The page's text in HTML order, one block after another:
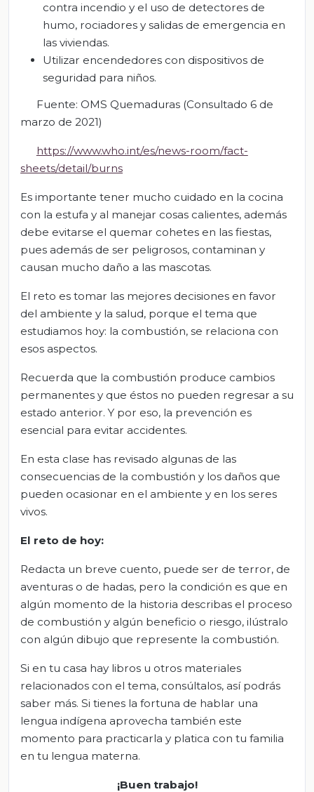
contra incendio y el uso de detectores de
humo, rociadores y salidas de emergencia en
las viviendas.
Utilizar encendedores con dispositivos de
seguridad para niños.
Fuente: OMS Quemaduras (Consultado 6 de
marzo de 2021)
https://www.who.int/es/news-room/fact-
sheets/detail/burns
Es importante tener mucho cuidado en la cocina
con la estufa y al manejar cosas calientes, además
debe evitarse el quemar cohetes en las fiestas,
pues además de ser peligrosos, contaminan y
causan mucho daño a las mascotas.
El reto es tomar las mejores decisiones en favor
del ambiente y la salud, porque el tema que
estudiamos hoy: la combustión, se relaciona con
esos aspectos.
Recuerda que la combustión produce cambios
permanentes y que éstos no pueden regresar a su
estado anterior. Y por eso, la prevención es
esencial para evitar accidentes.
En esta clase has revisado algunas de las
consecuencias de la combustión y los daños que
pueden ocasionar en el ambiente y en los seres
vivos.
El reto de hoy:
Redacta un breve cuento, puede ser de terror, de
aventuras o de hadas, pero la condición es que en
algún momento de la historia describas el proceso
de combustión y algún beneficio o riesgo, ilústralo
con algún dibujo que represente la combustión.
Si en tu casa hay libros u otros materiales
relacionados con el tema, consúltalos, así podrás
saber más. Si tienes la fortuna de hablar una
lengua indígena aprovecha también este
momento para practicarla y platica con tu familia
en tu lengua materna.
¡Buen trabajo!